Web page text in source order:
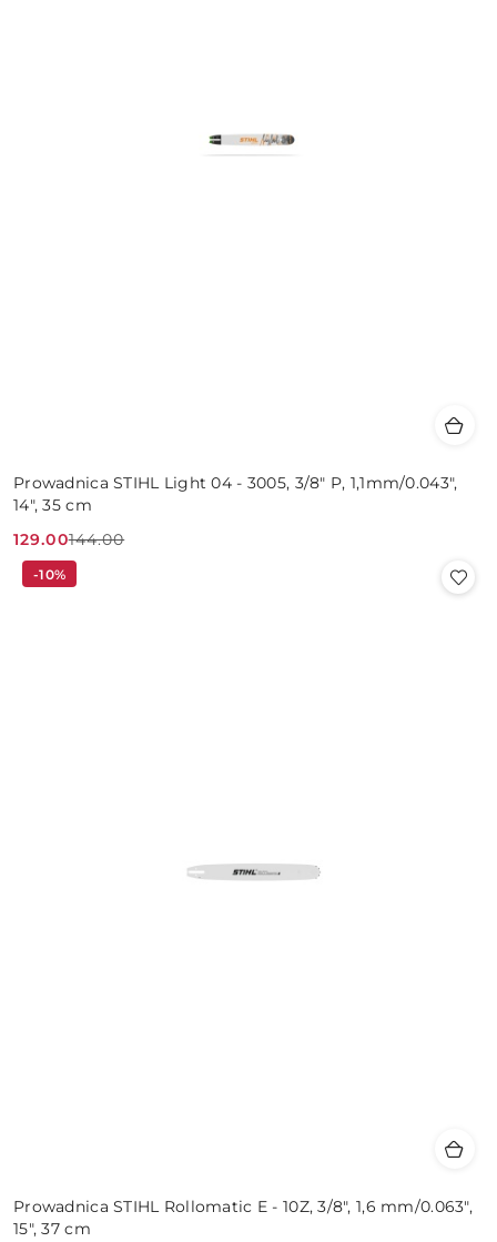
Prowadnica STIHL Light 04 - 3005, 3/8" P, 1,1mm/0.043",
14", 35 cm
Cena
promocyjna:
129.00
Cena
przed
144.00
Prowadnica STIHL Rollomatic E - 10Z, 3/8", 1,6 mm/0.063",
15", 37 cm
-10%